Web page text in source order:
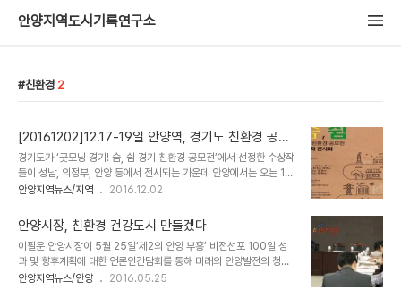
안양지역도시기록연구소
친환경 2
[20161202]12.17-19일 안양역, 경기도 친환경 공모
수상작 전시
경기도가 ‘굿모닝 경기! 숨, 쉼 경기 친환경 공모전’에서 선정한 수상작
들이 성남, 의정부, 안양 등에서 전시되는 가운데 안양에서는 오는 12
월 17~19일 안양역에서 진행된다. 경기도가 지난 10월 12일부터 11
UCC 부문 349개, 아이디어 체험수기ㆍ제안 부문 665개, 포스터
ㆍ표어 등 모두 3개 부문에서 2142개 등 총 2974개의 작품이 출품
돼 2차례의 심사를 거친 결과 총 36점을 최종 선정했다. UCC 부문
대상은 ‘자연은 다시 살 수 없습니다’를 발표한 인영주 씨에게 돌아갔
다. 이 작품은 사람들이 환경오염의 심각성은 인지하고 있으나 실천하
안양지역뉴스/지역 2016.12.02
안양시장, 친환경 건강도시 만들겠다
이필운 안양시장이 5월 25일‘제2의 안양 부흥’ 비전선포 100일 성
과 및 향후계획에 대한 언론인간담회를 통해 미래의 안양발전의 청사
진으로 동․서, 구도시․신도시 간의 조화로운 균형발전과 지속성장 가능
안양지역뉴스/안양 2016.05.25